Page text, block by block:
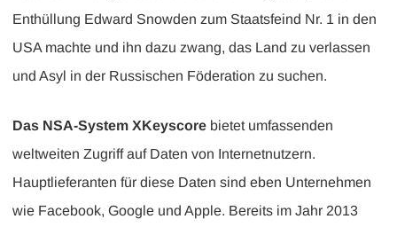
Enthüllung Edward Snowden zum Staatsfeind Nr. 1 in den
USA machte und ihn dazu zwang, das Land zu verlassen
und Asyl in der Russischen Föderation zu suchen.
Das NSA-System XKeyscore bietet umfassenden
weltweiten Zugriff auf Daten von Internetnutzern.
Hauptlieferanten für diese Daten sind eben Unternehmen
wie Facebook, Google und Apple. Bereits im Jahr 2013